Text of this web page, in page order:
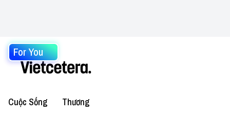
For You
Cuộc Sống Thương